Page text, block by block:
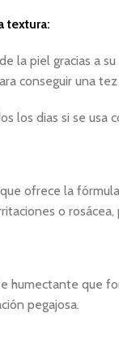
textura:
la piel gracias a
conseguir una
los dias si se
ofrece la
o
humectante que
pegajosa.